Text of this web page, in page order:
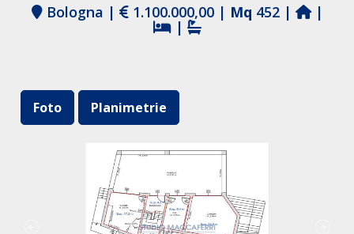
Bologna | 1.100.000,00 | Mq 452 | |
|
Foto Planimetrie